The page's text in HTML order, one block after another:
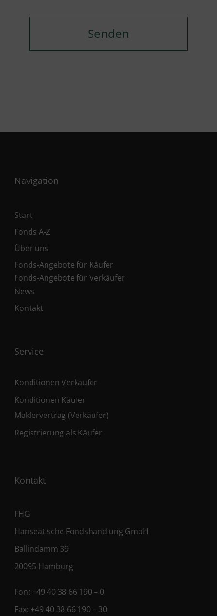
Navigation
Start
Fonds A-Z
Über uns
Fonds-Angebote für Käufer
Fonds-Angebote für Verkäufer
News
Kontakt
Service
Konditionen Verkäufer
Konditionen Käufer
Maklervertrag (Verkäufer)
Registrierung als Käufer
Kontakt
FHG
Hanseatische Fondshandlung GmbH
Ballindamm 39
20095 Hamburg
Fon: +49 40 38 66 190 – 0
Fax: +49 40 38 66 190 – 30